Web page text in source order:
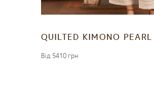
QUILTED KIMONO PEARL
Вiд 5410 грн